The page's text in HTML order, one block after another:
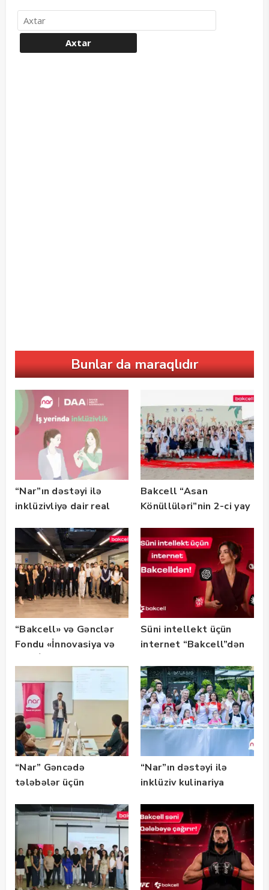
Bunlar da maraqlıdır
“Nar”ın dəstəyi ilə
inklüzivliyə dair real
təqdim edilir
Bakcell “Asan
Könüllüləri”nin 2-ci yay
olub — FOTO
“Bakcell» və Gənclər
Fondu «İnnovasiya və
təqaüd proqramının
qalibləri ilə görüş
keçirib
Süni intellekt üçün
internet “Bakcell”dən
“Nar” Gəncədə
tələbələr üçün
təlimləri təşkil edib
“Nar”ın dəstəyi ilə
inklüziv kulinariya
keçirilib — Fotolar